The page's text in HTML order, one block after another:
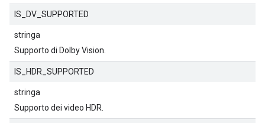
IS_DV_SUPPORTED
stringa
Supporto di Dolby Vision.
IS_HDR_SUPPORTED
stringa
Supporto dei video HDR.